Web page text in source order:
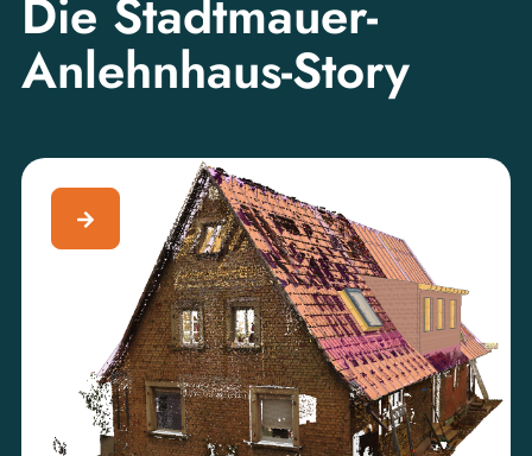
Die Stadtmauer-
Anlehnhaus-Story